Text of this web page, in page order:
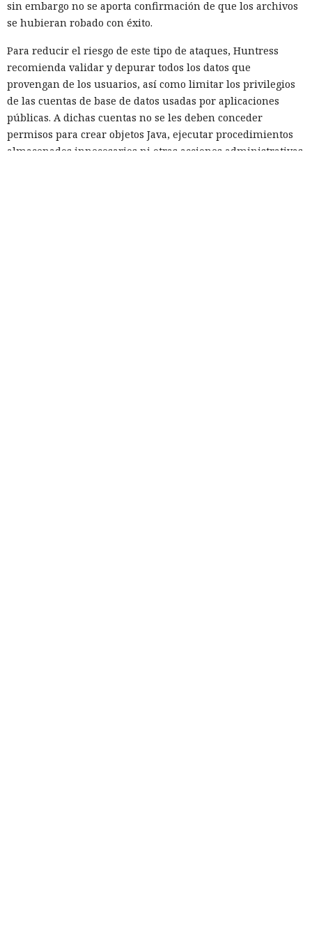
sin embargo no se aporta confirmación de que los archivos
se hubieran robado con éxito.
Para reducir el riesgo de este tipo de ataques, Huntress
recomienda validar y depurar todos los datos que
provengan de los usuarios, así como limitar los privilegios
de las cuentas de base de datos usadas por aplicaciones
públicas. A dichas cuentas no se les deben conceder
permisos para crear objetos Java, ejecutar procedimientos
almacenados innecesarios ni otras acciones administrativas.